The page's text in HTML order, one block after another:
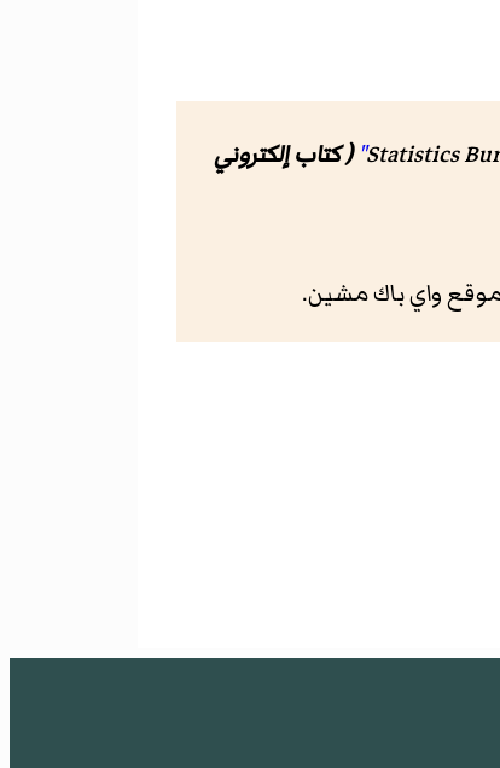
( كتاب إلكتروني